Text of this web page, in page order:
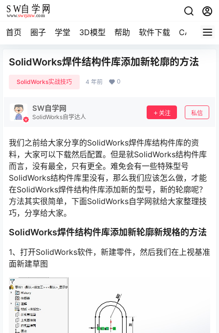
首页 圈子 学堂 3D模型 帮助 软件下载 CAD资料
SolidWorks焊件结构件库添加新轮廓的方法
SolidWorks实战技巧 4 年前 0
SW自学网
SolidWorks自学达人
关注 私信
我们之前给大家分享的SolidWorks焊件库结构件库的资
料，大家可以下载然后配置。但是就SolidWorks结构件库
而言，没有最全，只有更全。难免会有一些特殊型号
SolidWorks结构件库里没有，那么我们应该怎么做，才能
在SolidWorks焊件结构件库添加新的型号，新的轮廓呢？
方法其实很简单，下面SolidWorks自学网就给大家整理技
巧，分享给大家。
SolidWorks焊件结构件库添加新轮廓新规格的方法
1、打开SolidWorks软件，新建零件，然后我们在上视基准
面新建草图